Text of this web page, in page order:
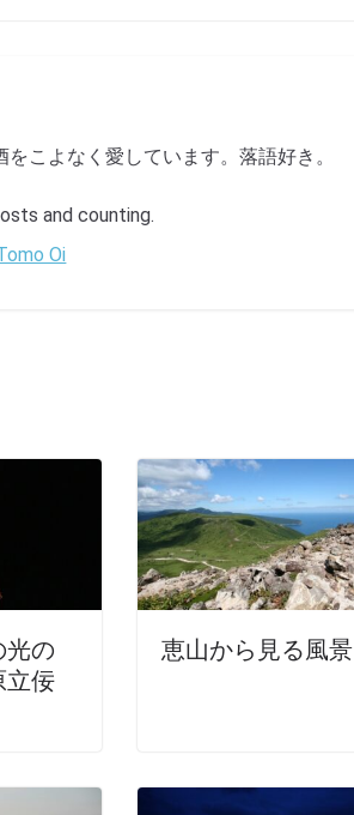
こよなく愛しています。落語好き。
and counting.
Oi
光の
佞
恵山から見る風景